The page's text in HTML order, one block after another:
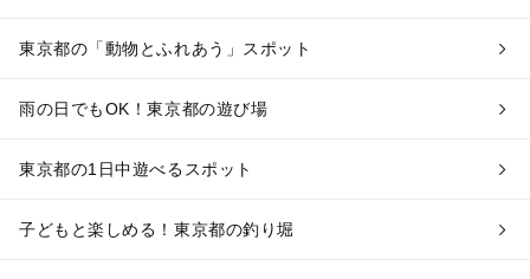
東京都の「動物とふれあう」スポット
雨の日でもOK！東京都の遊び場
東京都の1日中遊べるスポット
子どもと楽しめる！東京都の釣り堀